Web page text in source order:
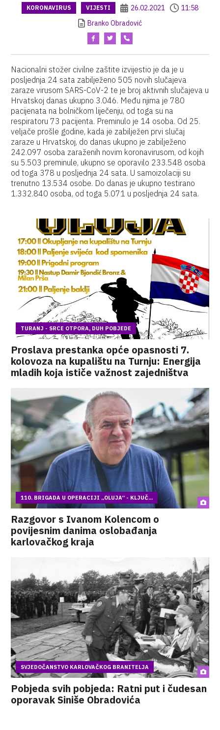
KORONAVIRUS VIJESTI 26.02.2021
11:58
Branko Obradović
Nacionalni stožer civilne zaštite izvijestio je da je u
posljednja 24 sata zabilježeno 505 novih slučajeva
zaraze virusom SARS-CoV-2 te je broj aktivnih slučajeva u
Hrvatskoj danas ukupno 3.046. Među njima je 780
pacijenata na bolničkom liječenju, od toga su na
respiratoru 73 pacijenta. Preminulo je 14 osoba. Od 25.
veljače prošle godine, kada je zabilježen prvi slučaj
zaraze u Hrvatskoj, do danas ukupno je zabilježeno
242.097 osoba zaraženih novim koronavirusom, od kojih
su 5.503 preminule, ukupno se oporavilo 233.548 osoba
od toga 378 u posljednja 24 sata. U samoizolaciji su
trenutno 13.534 osobe. Do danas je ukupno testirano
1.332.840 osoba, od toga 5.071 u posljednja 24 sata.
TURANJ - SRCE OTPORA, DUH POBJEDE
Proslava prestanka opće opasnosti 7.
kolovoza na kupalištu na Turnju: Energija
mladih koja ističe važnost zajedništva
110. BRIGADA U OPERACIJI „OLUJA“ - KLJUČ...
Razgovor s Ivanom Kolencom o
povijesnim danima oslobađanja
karlovačkog kraja
SVJEDOČANSTVO KARLOVAČKOG BRANITELJA
Pobjeda svih pobjeda: Ratni put i čudesan
oporavak Siniše Obradovića